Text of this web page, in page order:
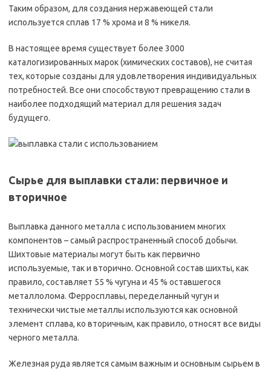
Таким образом, для создания нержавеющей стали
используется сплав 17 % хрома и 8 % никеля.
В настоящее время существует более 3000
каталогизированных марок (химических составов), не считая
тех, которые созданы для удовлетворения индивидуальных
потребностей. Все они способствуют превращению стали в
наиболее подходящий материал для решения задач
будущего.
Сырье для выплавки стали: первичное и
вторичное
Выплавка данного металла с использованием многих
компонентов – самый распространенный способ добычи.
Шихтовые материалы могут быть как первично
используемые, так и вторично. Основной состав шихты, как
правило, составляет 55 % чугуна и 45 % оставшегося
металлолома. Ферросплавы, переделанный чугун и
технически чистые металлы используются как основной
элемент сплава, ко вторичным, как правило, относят все виды
черного металла.
Железная руда является самым важным и основным сырьем в